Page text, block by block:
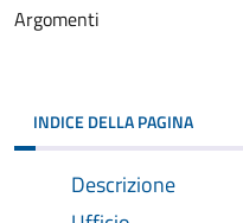
Argomenti
INDICE DELLA PAGINA
Descrizione